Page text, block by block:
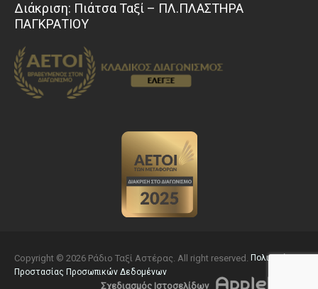
Διάκριση: Πιάτσα Ταξί – ΠΛ.ΠΛΑΣΤΗΡΑ
ΠΑΓΚΡΑΤΙΟΥ
Copyright © 2026 Ράδιο Ταξί Αστέρας. All right reserved. Πολιτική
Προστασίας Προσωπικών Δεδομένων
Σχεδιασμός Ιστοσελίδων